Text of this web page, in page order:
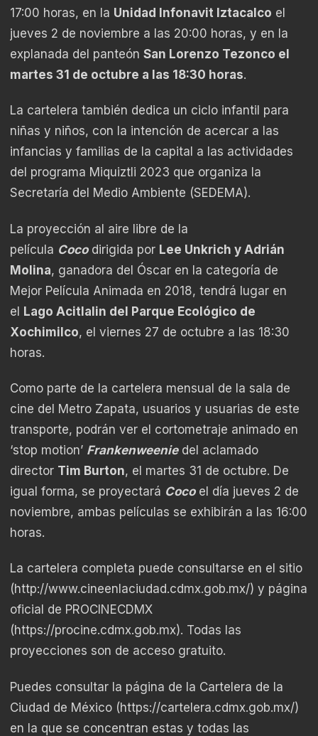
17:00 horas, en la Unidad Infonavit Iztacalco el
jueves 2 de noviembre a las 20:00 horas, y en la
explanada del panteón San Lorenzo Tezonco el
martes 31 de octubre a las 18:30 horas.
La cartelera también dedica un ciclo infantil para
niñas y niños, con la intención de acercar a las
infancias y familias de la capital a las actividades
del programa Miquiztli 2023 que organiza la
Secretaría del Medio Ambiente (SEDEMA).
La proyección al aire libre de la
película Cocodirigida por Lee Unkrich y Adrián
Molina, ganadora del Óscar en la categoría de
Mejor Película Animada en 2018, tendrá lugar en
el Lago Acitlalin del Parque Ecológico de
Xochimilco, el viernes 27 de octubre a las 18:30
horas.
Como parte de la cartelera mensual de la sala de
cine del Metro Zapata, usuarios y usuarias de este
transporte, podrán ver el cortometraje animado en
‘stop motion’ Frankenweeniedel aclamado
director Tim Burton, el martes 31 de octubre. De
igual forma, se proyectará Cocoel día jueves 2 de
noviembre, ambas películas se exhibirán a las 16:00
horas.
La cartelera completa puede consultarse en el sitio
(http://www.cineenlaciudad.cdmx.gob.mx/) y página
oficial de PROCINECDMX
(https://procine.cdmx.gob.mx). Todas las
proyecciones son de acceso gratuito.
Puedes consultar la página de la Cartelera de la
Ciudad de México (https://cartelera.cdmx.gob.mx/)
en la que se concentran estas y todas las